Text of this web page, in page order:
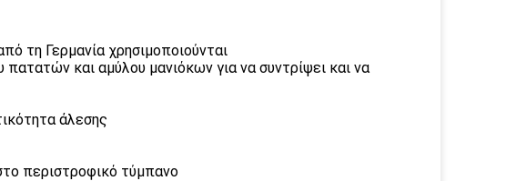
τη Γερμανία χρησιμοποιούνται
και αμύλου μανιόκων για να συντρίψει και να
άλεσης
περιστροφικό τύμπανο